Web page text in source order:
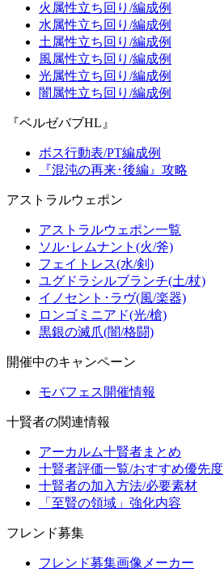
火属性立ち回り/編成例
水属性立ち回り/編成例
土属性立ち回り/編成例
風属性立ち回り/編成例
光属性立ち回り/編成例
闇属性立ち回り/編成例
『ベルゼバブHL』
ボス行動表/PT編成例
『混沌の再来･後編』攻略
アストラルウェポン
アストラルウェポン一覧
ソル･レムナント(火/斧)
フェイトレス(水/剣)
ユグドラシルブランチ(土/杖)
イノセント･ラヴ(風/楽器)
ロンゴミニアド(光/槍)
黒銀の滅爪(闇/格闘)
開催中のキャンペーン
モバフェス開催情報
十賢者の関連情報
アーカルム十賢者まとめ
十賢者評価一覧/おすすめ優先度
十賢者の加入方法/必要素材
「至賢の領域」強化内容
フレンド募集
フレンド募集画像メーカー